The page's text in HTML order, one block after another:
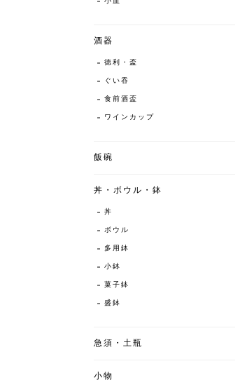
酒器
徳利・盃
ぐい吞
食前酒盃
ワインカップ
飯碗
丼・ボウル・鉢
丼
ボウル
多用鉢
小鉢
菓子鉢
盛鉢
急須・土瓶
小物